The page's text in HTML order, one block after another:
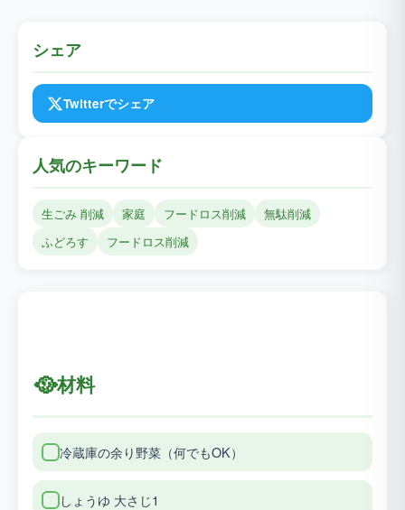
🥘材料
冷蔵庫の余り野菜（何でもOK）
しょうゆ 大さじ1
シェア
Twitterでシェア
人気のキーワード
生ごみ 削減 家庭 フードロス削減
無駄削減
ふどろす
フードロス削減